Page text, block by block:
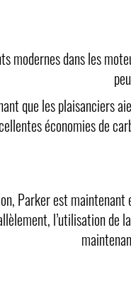
modernes dans les
que les plaisanciers
économies de
Parker est maintenant
l’utilisation de